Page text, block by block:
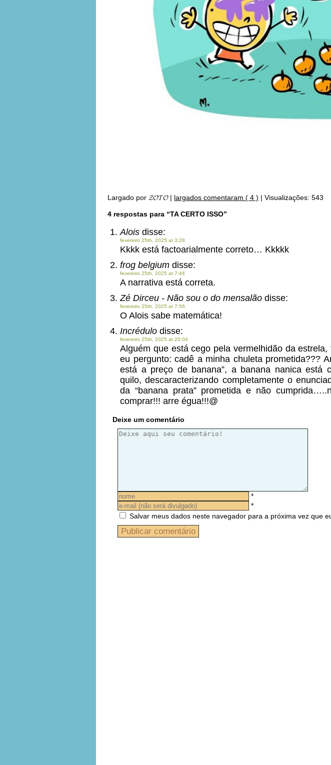
Largado por 𝓩𝓞𝓣𝓞| largados comentaram ( 4 ) | Visualizações: 543
4 respostas para “TA CERTO ISSO”
Alois disse:
fevereiro 25th, 2025 at 3:28
Kkkk está factoarialmente correto… Kkkkk
frog belgium disse:
fevereiro 25th, 2025 at 7:44
A narrativa está correta.
Zé Dirceu - Não sou o do mensalão disse:
fevereiro 25th, 2025 at 7:56
O Alois sabe matemática!
Incrédulo disse:
fevereiro 25th, 2025 at 20:04
Alguém que está cego pela vermelhidão da estrela,
eu pergunto: cadê a minha chuleta prometida???
está a preço de banana”, a banana nanica está
quilo, descaracterizando completamente o
da “banana prata” prometida e não
comprar!!! arre égua!!!@
Deixe um comentário
*
*
Salvar meus dados neste navegador para a próxima vez que